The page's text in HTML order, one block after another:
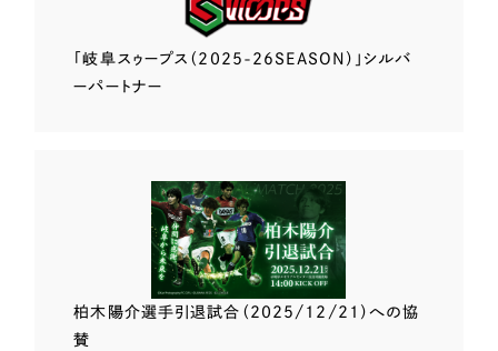
「岐阜スゥープス （2025-26SEASON）」 シルバ
ーパートナー
柏木陽介選手引退試合（2025/12/21）への協
賛